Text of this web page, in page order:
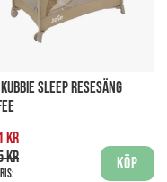
SLEEP RESESÄNG
kr
kr
Köp